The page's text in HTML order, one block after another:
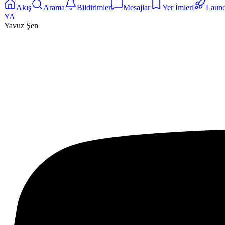
Akış Arama Bildirimler Mesajlar Yer İmleri
YA
Yavuz Şen